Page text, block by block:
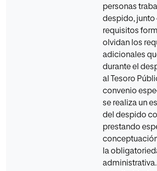
personas
despido, junto
requisitos
olvidan los
adicionales
durante el
al Tesoro
convenio
se realiza un
del despido
prestando
la